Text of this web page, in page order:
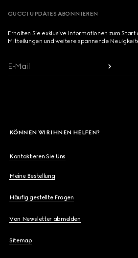
GUCCI UPDATES ABONNIEREN
Erhalten Sie exklusive Informationen zum
Mitteilungen und weitere spannende
E-Mail
KÖNNEN WIR IHNEN HELFEN?
Kontaktieren Sie Uns
Meine Bestellung
Häufig gestellte Fragen
Von Newsletter abmelden
Sitemap